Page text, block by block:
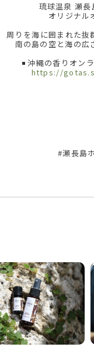
琉球温泉 瀬長
オリジナル
周りを海に囲まれた抜
南の島の空と海の広
沖縄の香りオン
https://
#瀬長島